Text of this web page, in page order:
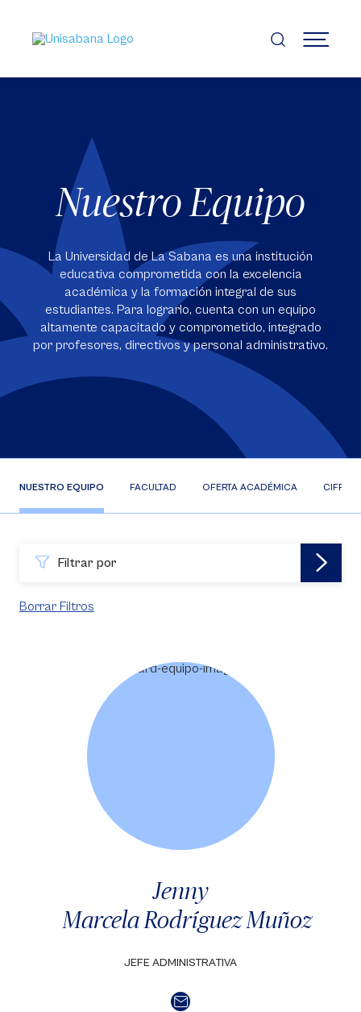
contenido
principal
MENÚ
Nuestro Equipo
La Universidad de La Sabana es una institución
educativa comprometida con la excelencia
académica y la formación integral de sus
estudiantes. Para lograrlo, cuenta con un equipo
altamente capacitado y comprometido, integrado
por profesores, directivos y personal administrativo.
NUESTRO EQUIPO FACULTAD OFERTA ACADÉMICA CIFRAS
Filtrar por
Borrar Filtros
Jenny
Marcela Rodríguez Muñoz
JEFE ADMINISTRATIVA